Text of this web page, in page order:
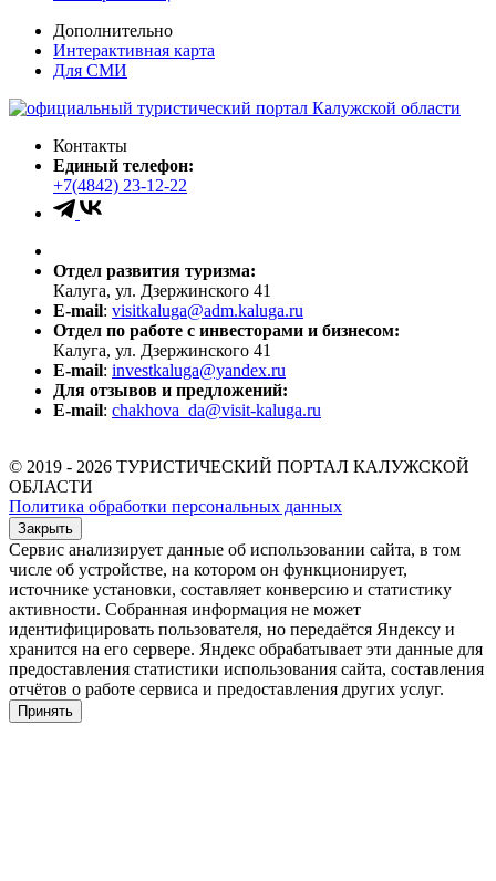
Дополнительно
Интерактивная карта
Для СМИ
Контакты
Единый телефон:
+7(4842) 23-12-22
Отдел развития туризма:
Калуга, ул. Дзержинского 41
E-mail: visitkaluga@adm.kaluga.ru
Отдел по работе с инвесторами и бизнесом:
Калуга, ул. Дзержинского 41
E-mail: investkaluga@yandex.ru
Для отзывов и предложений:
E-mail: chakhova_da@visit-kaluga.ru
© 2019 - 2026 ТУРИСТИЧЕСКИЙ ПОРТАЛ КАЛУЖСКОЙ
ОБЛАСТИ
Политика обработки персональных данных
Закрыть
Сервис анализирует данные об использовании сайта, в том
числе об устройстве, на котором он функционирует,
источнике установки, составляет конверсию и статистику
активности. Собранная информация не может
идентифицировать пользователя, но передаётся Яндексу и
хранится на его сервере. Яндекс обрабатывает эти данные для
предоставления статистики использования сайта, составления
отчётов о работе сервиса и предоставления других услуг.
Принять